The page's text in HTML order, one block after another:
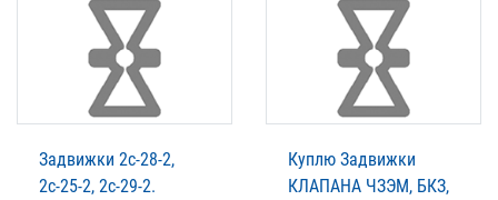
Задвижки 2с-28-2,
2с-25-2, 2с-29-2.
Куплю Задвижки
КЛАПАНА ЧЗЭМ, БКЗ,